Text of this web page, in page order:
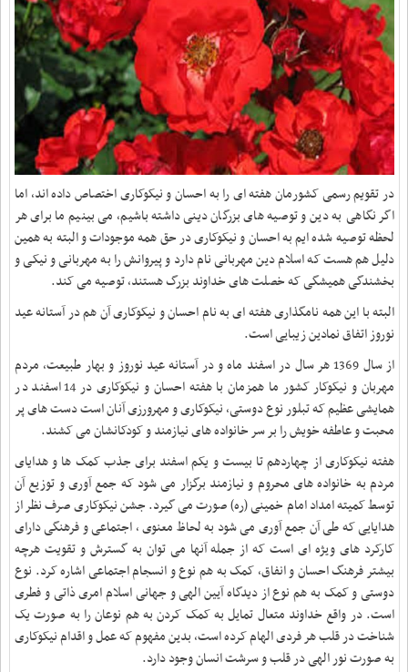
در تقویم رسمی کشورمان هفته ای را به احسان و نیکوکاری اختصاص داده اند، اما
اگر نگاهی به دین و توصیه های بزرگان دینی داشته باشیم، می بینیم ما برای هر
لحظه توصیه شده ایم به احسان و نیکوکاری در حق همه موجودات و البته به همین
دلیل هم هست که اسلام دین مهربانی نام دارد و پیروانش را به مهربانی و نیکی و
بخشندگی همیشگی که خصلت های خداوند بزرگ هستند، توصیه می کند.
البته با این همه نامگذاری هفته ای به نام احسان و نیکوکاری آن هم در آستانه عید
نوروز اتفاق نمادین زیبایی است.
از سال 1369 هر سال در اسفند ماه و در آستانه عید نوروز و بهار طبیعت، مردم
مهربان و نیکوکار کشور ما همزمان با هفته احسان و نیکوکاری در 14 اسفند در
همایشی عظیم که تبلور نوع دوستی، نیکوکاری و مهرورزی آنان است دست های پر
محبت و عاطفه خویش را بر سر خانواده های نیازمند و کودکانشان می کشند.
هفته نیکوکاری از چهاردهم تا بیست و یکم اسفند برای جذب کمک ها و هدایای
مردم به خانواده های محروم و نیازمند برگزار می شود که جمع آوری و توزیع آن
توسط کمیته امداد امام خمینی (ره) صورت می گیرد.جشن نیکوکاری صرف نظر از
هدایایی که طی آن جمع آوری می شود به لحاظ معنوی ، اجتماعی و فرهنگی دارای
کارکرد های ویژه ای است که از جمله آنها می توان به گسترش و تقویت هرچه
بیشتر فرهنگ احسان و انفاق، کمک به هم نوع و انسجام اجتماعی اشاره کرد. نوع
دوستی و کمک به هم نوع از دیدگاه آیین الهی و جهانی اسلام امری ذاتی و فطری
است. در واقع خداوند متعال تمایل به کمک کردن به هم نوعان را به صورت یک
شناخت در قلب هر فردی الهام کرده است، بدین مفهوم که عمل و اقدام نیکوکاری
به صورت نور الهی در قلب و سرشت انسان وجود دارد.